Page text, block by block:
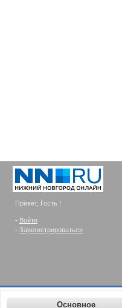
Привет, Гость !
- Войти
- Зарегистрироваться
Основное